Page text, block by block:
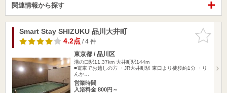
関連情報から探す
お気に入
りに追加
Smart Stay SHIZUKU 品川大井町
4.2点/ 4 件
東京都 / 品川区
溝の口駅11.37km 大井町駅144m
■電車でお越しの方 ・JR大井町駅 東口より徒歩約1分 ・り
んか…
営業時間
入浴料金 800円～